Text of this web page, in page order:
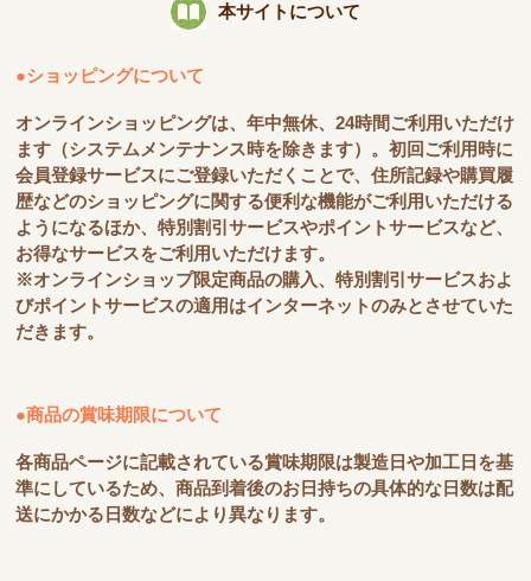
本サイトについて
●ショッピングについて
オンラインショッピングは、年中無休、24時間ご利用いただけ
ます（システムメンテナンス時を除きます）。初回ご利用時に
会員登録サービスにご登録いただくことで、住所記録や購買履
歴などのショッピングに関する便利な機能がご利用いただける
ようになるほか、特別割引サービスやポイントサービスなど、
お得なサービスをご利用いただけます。
※オンラインショップ限定商品の購入、特別割引サービスおよ
びポイントサービスの適用はインターネットのみとさせていた
だきます。
●商品の賞味期限について
各商品ページに記載されている賞味期限は製造日や加工日を基
準にしているため、商品到着後のお日持ちの具体的な日数は配
送にかかる日数などにより異なります。